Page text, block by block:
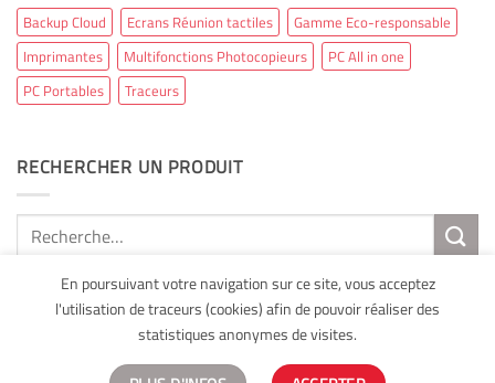
Backup Cloud Ecrans Réunion tactiles
Gamme Eco-responsable
Imprimantes
Multifonctions Photocopieurs
PC All in one
PC Portables
Traceurs
RECHERCHER UN PRODUIT
Recherche
pour :
Mentions légalesCopyright 2026 ©AXAL Bureautique
développé par Web Runner Agence Web 360
En poursuivant votre navigation sur ce site, vous acceptez
l'utilisation de traceurs (cookies) afin de pouvoir réaliser des
statistiques anonymes de visites.